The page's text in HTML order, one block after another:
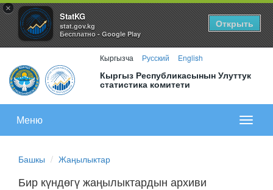
×
StatKG
stat.gov.kg
Бесплатно - Google Play
Открыть
Кыргызча Русский English
Кыргыз Республикасынын Улуттук
статистика комитети
меню
Меню
Башкы Жаңылыктар
Бир күндөгү жаңылыктардын архиви